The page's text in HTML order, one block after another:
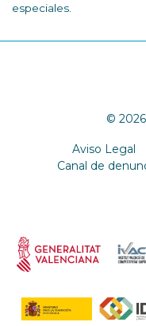
especiales.
©
Aviso Legal
Canal de